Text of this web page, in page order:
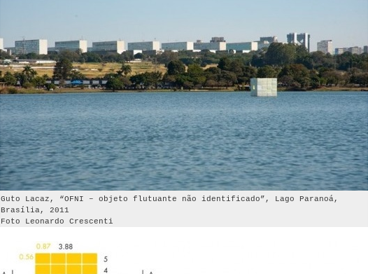
Guto Lacaz, “OFNI – objeto flutuante não identificado”, Lago Paranoá,
Brasília, 2011
Foto Leonardo Crescenti